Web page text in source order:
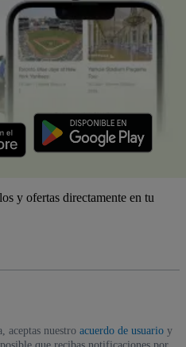
y ofertas directamente en tu
aceptas nuestro acuerdo de usuarioy